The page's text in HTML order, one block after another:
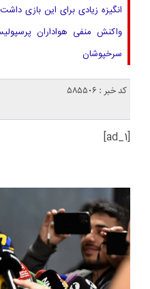
انگیزه زیادی برای این بازی
واکنش منفی هواداران
سرخپوشان
کد خبر : 585506
[ad_1]